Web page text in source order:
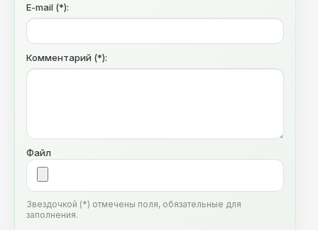
E-mail (*):
Комментарий (*):
Файл
Звездочкой (*) отмечены поля, обязательные для
заполнения.